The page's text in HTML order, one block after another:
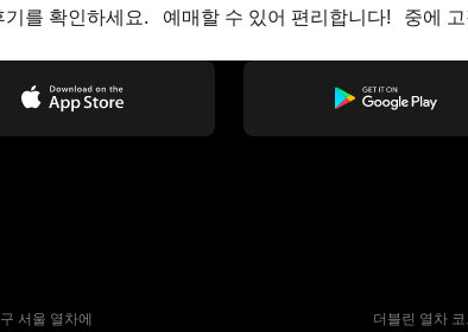
기를 확인하세요.
예매할 수 있어 편리합니다!
중에
서울 열차에 더블린 열차